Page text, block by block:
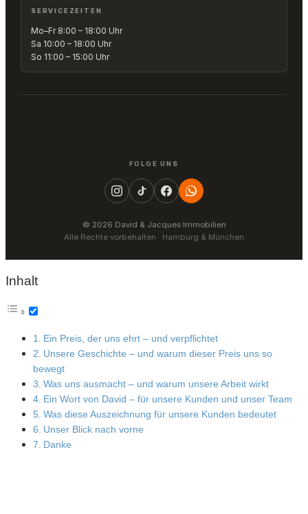
SERVICEZEITEN
Mo–Fr 8:00 – 18:00 Uhr
Sa 10:00 – 18:00 Uhr
So 11:00 – 15:00 Uhr
FOLGE UNS
© 2026 David & Jacques Immobilien
Alle Rechte vorbehalten · Hamburg & München
Inhalt
Ein Preis, der uns ehrt – und verpflichtet
Unsere Geschichte – und warum dieser Preis uns so
bewegt
Was uns ausmacht – und warum unsere Arbeit wirkt
Ein Wort von David – für unsere Kunden und unser Team
Was diese Auszeichnung für unsere Kunden bedeutet
Unser Blick nach vorne
Danke